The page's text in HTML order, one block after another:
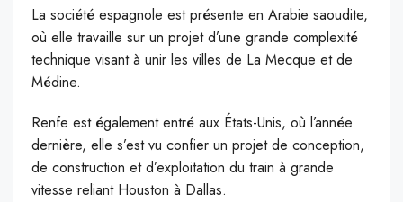
La société espagnole est présente en Arabie saoudite,
où elle travaille sur un projet d’une grande complexité
technique visant à unir les villes de La Mecque et de
Médine.
Renfe est également entré aux États-Unis, où l’année
dernière, elle s’est vu confier un projet de conception,
de construction et d’exploitation du train à grande
vitesse reliant Houston à Dallas.